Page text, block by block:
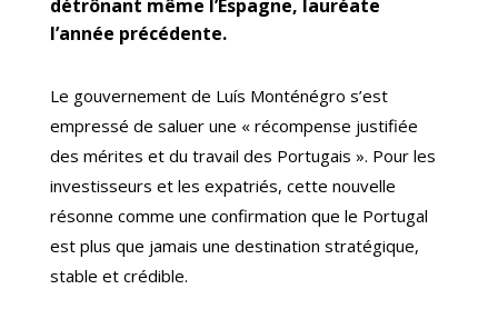
détrônant même l’Espagne, lauréate
l’année précédente.
Le gouvernement de Luís Monténégro s’est
empressé de saluer une « récompense justifiée
des mérites et du travail des Portugais ». Pour les
investisseurs et les expatriés, cette nouvelle
résonne comme une confirmation que le Portugal
est plus que jamais une destination stratégique,
stable et crédible.